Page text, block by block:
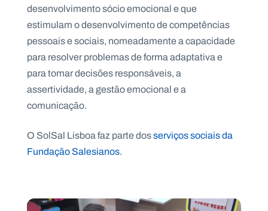
desenvolvimento sócio emocional e que
estimulam o desenvolvimento de competências
pessoais e sociais, nomeadamente a capacidade
para resolver problemas de forma adaptativa e
para tomar decisões responsáveis, a
assertividade, a gestão emocional e a
comunicação.
O SolSal Lisboa faz parte dosserviços sociais da
Fundação Salesianos.